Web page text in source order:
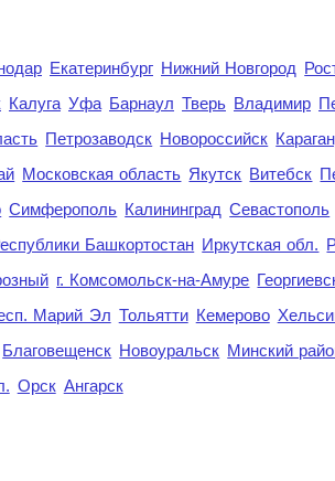
Екатеринбург Нижний Новгород
Калуга Уфа Барнаул Тверь Владимир
Петрозаводск Новороссийск
Московская область Якутск Витебск
Симферополь Калининград Севастополь
Башкортостан Иркутская обл.
г. Комсомольск-на-Амуре
Марий Эл Тольятти Кемерово
Благовещенск Новоуральск Минский
Орск Ангарск